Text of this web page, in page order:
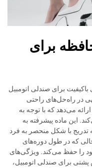
برای
برای صندلی اتومبیل
در راه‌حل‌های راحتی
می‌دهد که با توجه به
این ماده پیشرفته به
با شکل منحصر به فرد
که در طول دوره‌های
را حفظ می‌کند. ویژگی‌های
برای صندلی اتومبیل،